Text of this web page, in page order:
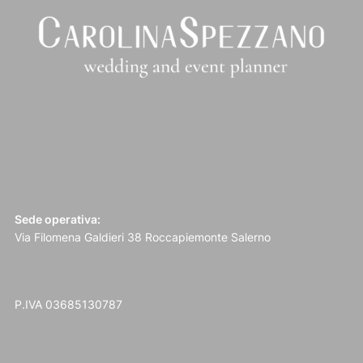
Sede operativa:
Via Filomena Galdieri 38 Roccapiemonte Salerno
P.IVA 03685130787